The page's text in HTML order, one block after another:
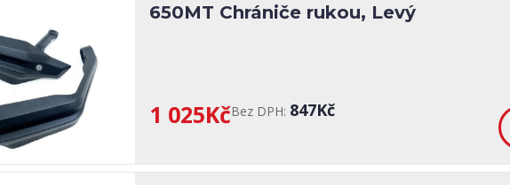
650MT Chrániče rukou, Levý
1 025KčBez DPH: 847Kč